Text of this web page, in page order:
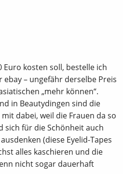
Euro kosten soll, bestelle ich
– ungefähr derselbe Preis
„mehr können“.
in Beautydingen sind die
dabei, weil die Frauen da so
sich für die Schönheit auch
(diese Eyelid-Tapes
alles kaschieren und die
nicht sogar dauerhaft